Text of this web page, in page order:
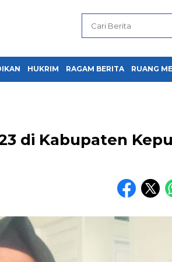
HUKRIM RAGAM BERITA RUANG
di Kabupaten